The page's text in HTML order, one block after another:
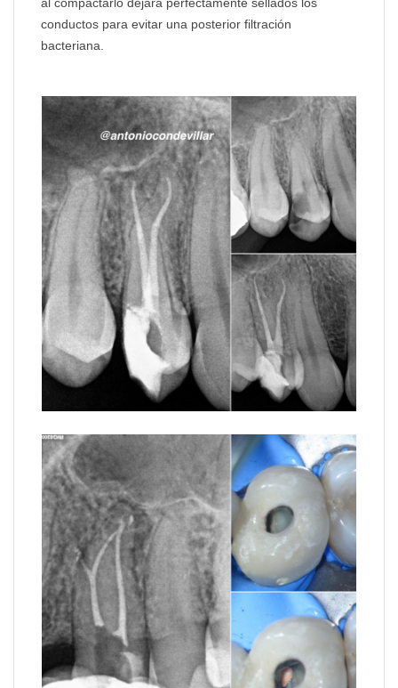
conductos para evitar una posterior filtración
bacteriana.